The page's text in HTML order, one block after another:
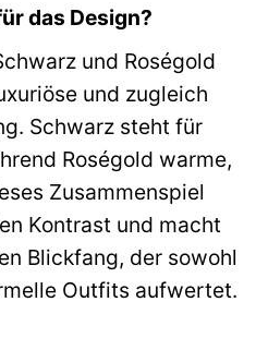
das Design?
und Roségold
und zugleich
Schwarz steht für
Roségold warme,
Zusammenspiel
Kontrast und macht
Blickfang, der sowohl
Outfits aufwertet.